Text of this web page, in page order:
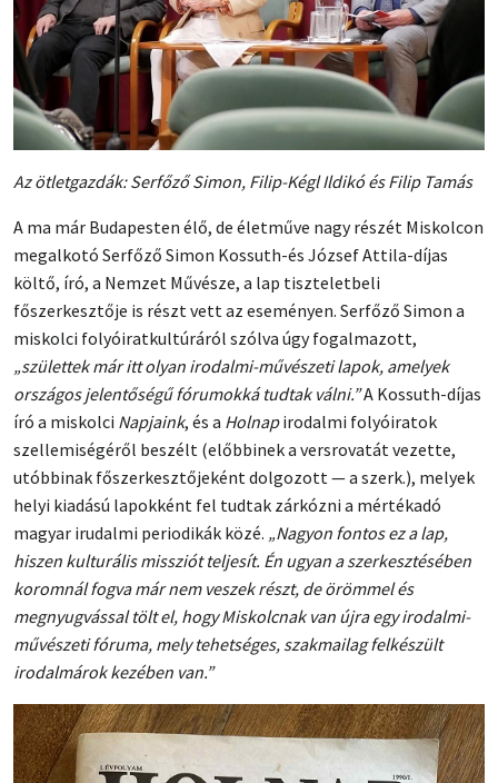
Az ötletgazdák: Serfőző Simon, Filip-Kégl Ildikó és Filip Tamás
A ma már Budapesten élő, de életműve nagy részét Miskolcon
megalkotó Serfőző Simon Kossuth-és József Attila-díjas
költő, író, a Nemzet Művésze, a lap tiszteletbeli
főszerkesztője is részt vett az eseményen. Serfőző Simon a
miskolci folyóiratkultúráról szólva úgy fogalmazott,
„születtek már itt olyan irodalmi-művészeti lapok, amelyek
országos jelentőségű fórumokká tudtak válni.”A Kossuth-díjas
író a miskolci Napjaink, és a Holnapirodalmi folyóiratok
szellemiségéről beszélt (előbbinek a versrovatát vezette,
utóbbinak főszerkesztőjeként dolgozott — a szerk.), melyek
helyi kiadású lapokként fel tudtak zárkózni a mértékadó
magyar irudalmi periodikák közé. „Nagyon fontos ez a lap,
hiszen kulturális missziót teljesít. Én ugyan a szerkesztésében
koromnál fogva már nem veszek részt, de örömmel és
megnyugvással tölt el, hogy Miskolcnak van újra egy irodalmi-
művészeti fóruma, mely tehetséges, szakmailag felkészült
irodalmárok kezében van.”